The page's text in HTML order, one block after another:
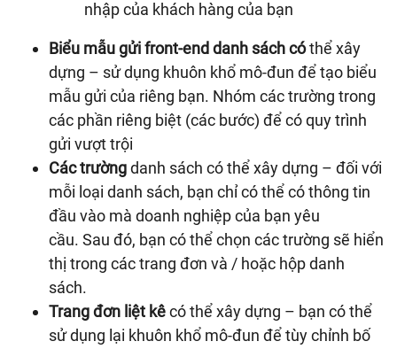
nhập của khách hàng của bạn
Biểu mẫu gửi front-end danh sách cóthể xây
dựng – sử dụng khuôn khổ mô-đun để tạo biểu
mẫu gửi của riêng bạn. Nhóm các trường trong
các phần riêng biệt (các bước) để có quy trình
gửi vượt trội
Các trườngdanh sách có thể xây dựng – đối với
mỗi loại danh sách, bạn chỉ có thể có thông tin
đầu vào mà doanh nghiệp của bạn yêu
cầu. Sau đó, bạn có thể chọn các trường sẽ hiển
thị trong các trang đơn và / hoặc hộp danh
sách.
Trang đơn liệt kêcó thể xây dựng – bạn có thể
sử dụng lại khuôn khổ mô-đun để tùy chỉnh bố